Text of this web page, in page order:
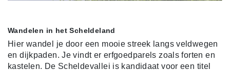
Wandelen in het Scheldeland
Hier wandel je door een mooie streek langs veldwegen
en dijkpaden.Je vindt er erfgoedparels zoals forten en
kastelen. De Scheldevallei is kandidaat voor een titel